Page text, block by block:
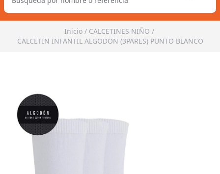
Inicio / CALCETINES NIÑO /
CALCETIN INFANTIL ALGODON (3PARES) PUNTO BLANCO